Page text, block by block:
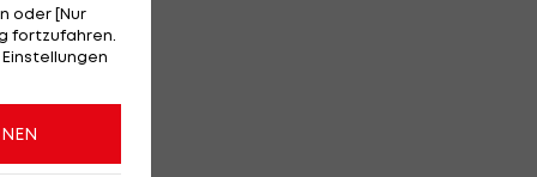
oder [Nur
fortzufahren.